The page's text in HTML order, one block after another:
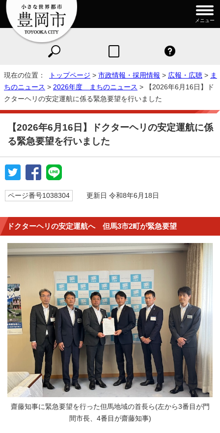
メニュー
現在の位置： トップページ > 市政情報・採用情報 > 広報・広聴 > ま
ちのニュース > 2026年度 まちのニュース > 【2026年6月16日】ド
クターヘリの安定運航に係る緊急要望を行いました
【2026年6月16日】ドクターヘリの安定運航に係
る緊急要望を行いました
ページ番号1038304 更新日 令和8年6月18日
ドクターヘリの安定運航へ 但馬3市2町が緊急要望
齋藤知事に緊急要望を行った但馬地域の首長ら(左から3番目が門
間市長、4番目が齋藤知事)